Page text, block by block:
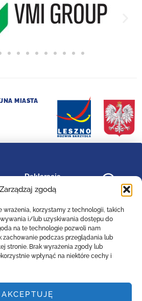
Zarządzaj zgodą
wrażenia, korzystamy z technologii, takich
i/lub uzyskiwania dostępu do
na te technologie pozwoli nam
zachowanie podczas przeglądania lub
stronie. Brak wyrażenia zgody lub
wpłynąć na niektóre cechy i
AKCEPTUJĘ
MIASTA
Deklaracja
Technicznych
Zawodowego i Ustawicznego
100 Leszno (woj. wielkopolskie)